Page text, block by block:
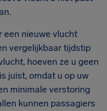
een nieuwe vlucht
vergelijkbaar tijdstip
hoeven ze u geen
juist, omdat u op uw
minimale verstoring
kunnen passagiers